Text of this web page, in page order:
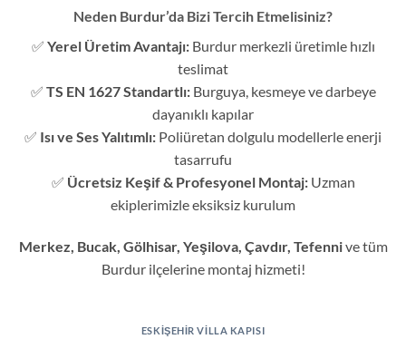
Neden Burdur’da Bizi Tercih Etmelisiniz?
✅ Yerel Üretim Avantajı:Burdur merkezli üretimle hızlı
teslimat
✅ TS EN 1627 Standartlı:Burguya, kesmeye ve darbeye
dayanıklı kapılar
✅ Isı ve Ses Yalıtımlı: Poliüretan dolgulu modellerle enerji
tasarrufu
✅ Ücretsiz Keşif & Profesyonel Montaj:Uzman
ekiplerimizle eksiksiz kurulum
Merkez, Bucak, Gölhisar, Yeşilova, Çavdır, Tefennive tüm
Burdur ilçelerine montaj hizmeti!
ESKIŞEHIR VILLA KAPISI